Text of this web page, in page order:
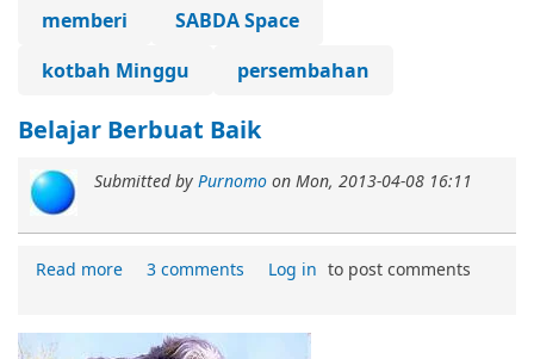
memberi
SABDA Space
kotbah Minggu
persembahan
Belajar Berbuat Baik
Submitted by Purnomo on Mon, 2013-04-08 16:11
Read more 3 comments Log in to post comments